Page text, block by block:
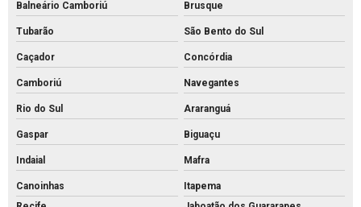
Pvs concreto
Tijolo de concreto para calçada
Tijolo de concreto maciço
Tijolo de concreto para muro
Tijolo de concreto preço
Balneário Camboriú Brusque
Tubarão São Bento do Sul
Caçador Concórdia
Camboriú Navegantes
Rio do Sul Araranguá
Gaspar Biguaçu
Indaial Mafra
Canoinhas
Itapema